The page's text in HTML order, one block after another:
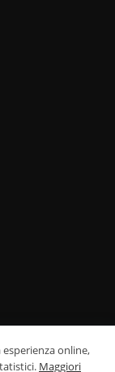
online,
Maggiori